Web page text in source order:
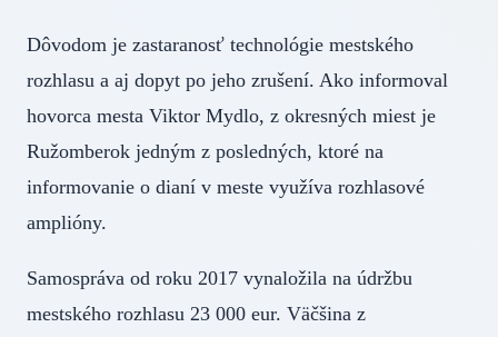
Dôvodom je zastaranosť technológie mestského
rozhlasu a aj dopyt po jeho zrušení. Ako informoval
hovorca mesta Viktor Mydlo, z okresných miest je
Ružomberok jedným z posledných, ktoré na
informovanie o dianí v meste využíva rozhlasové
amplióny.
Samospráva od roku 2017 vynaložila na údržbu
mestského rozhlasu 23 000 eur. Väčšina z